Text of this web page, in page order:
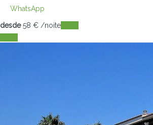
WhatsApp
desde58 € /noite